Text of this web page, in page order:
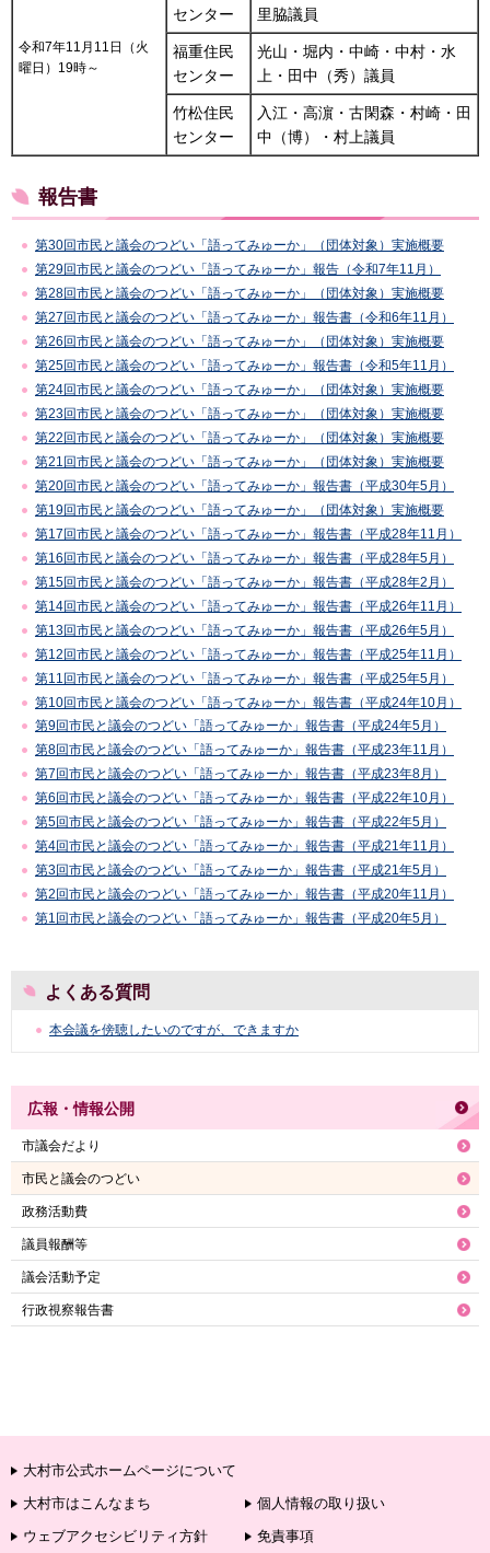
令和7年11月11日（火
曜日）19時～
センター
里脇議員
福重住民
センター
光山・堀内・中崎・中村・水
上・田中（秀）議員
竹松住民
センター
入江・高濵・古閑森・村崎・田
中（博）・村上議員
報告書
第30回市民と議会のつどい「語ってみゅーか」（団体対象）実施概要
第29回市民と議会のつどい「語ってみゅーか」報告（令和7年11月）
第28回市民と議会のつどい「語ってみゅーか」（団体対象）実施概要
第27回市民と議会のつどい「語ってみゅーか」報告書（令和6年11月）
第26回市民と議会のつどい「語ってみゅーか」（団体対象）実施概要
第25回市民と議会のつどい「語ってみゅーか」報告書（令和5年11月）
第24回市民と議会のつどい「語ってみゅーか」（団体対象）実施概要
第23回市民と議会のつどい「語ってみゅーか」（団体対象）実施概要
第22回市民と議会のつどい「語ってみゅーか」（団体対象）実施概要
第21回市民と議会のつどい「語ってみゅーか」（団体対象）実施概要
第20回市民と議会のつどい「語ってみゅーか」報告書（平成30年5月）
第19回市民と議会のつどい「語ってみゅーか」（団体対象）実施概要
第17回市民と議会のつどい「語ってみゅーか」報告書（平成28年11月）
第16回市民と議会のつどい「語ってみゅーか」報告書（平成28年5月）
第15回市民と議会のつどい「語ってみゅーか」報告書（平成28年2月）
第14回市民と議会のつどい「語ってみゅーか」報告書（平成26年11月）
第13回市民と議会のつどい「語ってみゅーか」報告書（平成26年5月）
第12回市民と議会のつどい「語ってみゅーか」報告書（平成25年11月）
第11回市民と議会のつどい「語ってみゅーか」報告書（平成25年5月）
第10回市民と議会のつどい「語ってみゅーか」報告書（平成24年10月）
第9回市民と議会のつどい「語ってみゅーか」報告書（平成24年5月）
第8回市民と議会のつどい「語ってみゅーか」報告書（平成23年11月）
第7回市民と議会のつどい「語ってみゅーか」報告書（平成23年8月）
第6回市民と議会のつどい「語ってみゅーか」報告書（平成22年10月）
第5回市民と議会のつどい「語ってみゅーか」報告書（平成22年5月）
第4回市民と議会のつどい「語ってみゅーか」報告書（平成21年11月）
第3回市民と議会のつどい「語ってみゅーか」報告書（平成21年5月）
第2回市民と議会のつどい「語ってみゅーか」報告書（平成20年11月）
第1回市民と議会のつどい「語ってみゅーか」報告書（平成20年5月）
よくある質問
本会議を傍聴したいのですが、できますか
広報・情報公開
市議会だより
市民と議会のつどい
政務活動費
議員報酬等
議会活動予定
行政視察報告書
大村市公式ホームページについて
大村市はこんなまち
個人情報の取り扱い
ウェブアクセシビリティ方針
免責事項